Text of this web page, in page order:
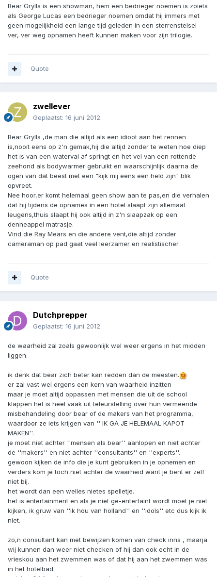
Bear Grylls is een showman, hem een bedrieger noemen is zoiets
als George Lucas een bedrieger noemen omdat hij immers met
geen mogelijkheid een lange tijd geleden in een sterrenstelsel
ver, ver weg opnamen heeft kunnen maken voor zijn trilogie.
Quote
zwellever
Geplaatst: 16 juni 2012
Bear Grylls ,de man die altijd als een idioot aan het rennen
is,nooit eens op z'n gemak,hij die altijd zonder te weten hoe diep
het is van een waterval af springt en het vel van een rottende
zeehond als bodywarmer gebruikt en waarschijnlijk daarna de
ogen van dat beest met een "kijk mij eens een held zijn" blik
opvreet.
Nee hoor,er komt helemaal geen show aan te pas,en die verhalen
dat hij tijdens de opnames in een hotel slaapt zijn allemaal
leugens,thuis slaapt hij ook altijd in z'n slaapzak op een
denneappel matrasje.
Vind die Ray Mears en die andere vent,die altijd zonder
cameraman op pad gaat veel leerzamer en realistischer.
Quote
Dutchprepper
Geplaatst: 16 juni 2012
de waarheid zal zoals gewoonlijk wel weer ergens in het midden
liggen.
ik denk dat bear zich beter kan redden dan de meesten.
er zal vast wel ergens een kern van waarheid inzitten
maar je moet altijd oppassen met mensen die uit de school
klappen het is heel vaak uit teleurstelling over hun vermeende
misbehandeling door bear of de makers van het programma,
waardoor ze iets krijgen van '' IK GA JE HELEMAAL KAPOT
MAKEN''.
je moet niet achter ''mensen als bear'' aanlopen en niet achter
de ''makers'' en niet achter ''consultants'' en ''experts''.
gewoon kijken de info die je kunt gebruiken in je opnemen en
verders kom je toch niet achter de waarheid want je bent er zelf
niet bij.
het wordt dan een welles nietes spelletje.
het is entertainment en als je niet ge-entertaint wordt moet je niet
kijken, ik gruw van ''ik hou van holland'' en ''idols'' etc dus kijk ik
niet.
zo,n consultant kan met bewijzen komen van check inns , maarja
wij kunnen dan weer niet checken of hij dan ook echt in de
vrieskou aan het zwemmen was of dat hij aan het zwemmen was
in het hotelbad.